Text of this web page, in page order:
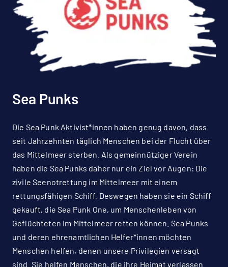
Sea Punks
Die Sea Punk Aktivist*innen haben genug davon, dass
seit Jahrzehnten täglich Menschen bei der Flucht über
das Mittelmeer sterben. Als gemeinnütziger Verein
haben die Sea Punks daher nur ein Ziel vor Augen: Die
zivile Seenotrettung im Mittelmeer mit einem
rettungsfähigen Schiff. Deswegen haben sie ein Schiff
gekauft, die Sea Punk One, um Menschenleben von
Geflüchteten im Mittelmeer retten können. Sea Punks
und deren ehrenamtlichen Helfer*innen möchten
Menschen helfen, denen unsere Privilegien versagt
sind. Sie helfen Menschen, die ihre Heimat verlassen